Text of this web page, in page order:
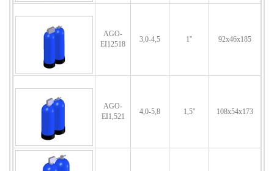
AGO-
EI12518
3,0-4,5 1'' 92x46x185
AGO-
EI1,521
4,0-5,8 1,5'' 108x54x173